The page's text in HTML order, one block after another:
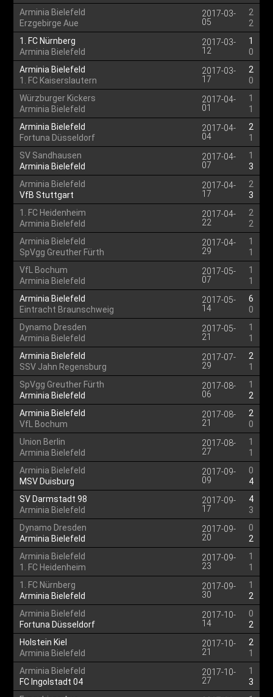
Arminia Bielefeld
Erzgebirge Aue
2017-03-
05
2
2
1. FC Nürnberg
Arminia Bielefeld
2017-03-
12
1
0
Arminia Bielefeld
1. FC Kaiserslautern
2017-03-
17
2
0
Würzburger Kickers
Arminia Bielefeld
2017-04-
01
1
1
Arminia Bielefeld
Fortuna Düsseldorf
2017-04-
04
2
1
SV Sandhausen
Arminia Bielefeld
2017-04-
07
1
3
Arminia Bielefeld
VfB Stuttgart
2017-04-
17
2
3
1. FC Heidenheim
Arminia Bielefeld
2017-04-
22
2
2
Arminia Bielefeld
SpVgg Greuther Fürth
2017-04-
29
1
1
VfL Bochum
Arminia Bielefeld
2017-05-
07
1
1
Arminia Bielefeld
Eintracht Braunschweig
2017-05-
14
6
0
Dynamo Dresden
Arminia Bielefeld
2017-05-
21
1
1
Arminia Bielefeld
SSV Jahn Regensburg
2017-07-
29
2
1
SpVgg Greuther Fürth
Arminia Bielefeld
2017-08-
06
1
2
Arminia Bielefeld
VfL Bochum
2017-08-
21
2
0
Union Berlin
Arminia Bielefeld
2017-08-
27
1
1
Arminia Bielefeld
MSV Duisburg
2017-09-
09
0
4
SV Darmstadt 98
Arminia Bielefeld
2017-09-
17
4
3
Dynamo Dresden
Arminia Bielefeld
2017-09-
20
0
2
Arminia Bielefeld
1. FC Heidenheim
2017-09-
23
1
1
1. FC Nürnberg
Arminia Bielefeld
2017-09-
30
1
2
Arminia Bielefeld
Fortuna Düsseldorf
2017-10-
14
0
2
Holstein Kiel
Arminia Bielefeld
2017-10-
21
2
1
Arminia Bielefeld
FC Ingolstadt 04
2017-10-
27
1
3